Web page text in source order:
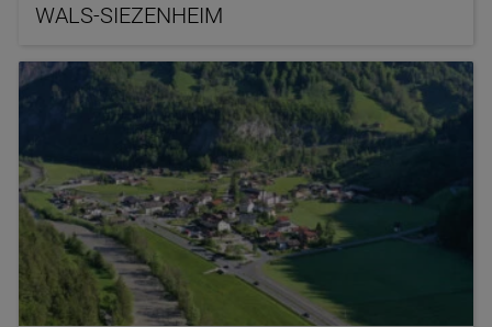
WALS-SIEZENHEIM